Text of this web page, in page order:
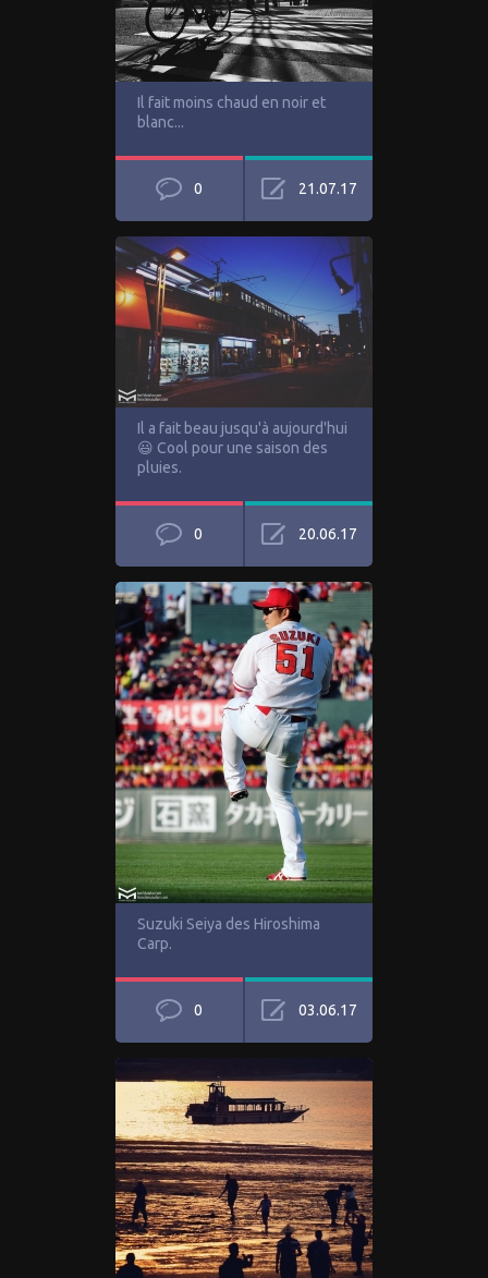
Il fait moins chaud en noir et
blanc...
0 21.07.17
Il a fait beau jusqu'à aujourd'hui
😃 Cool pour une saison des
pluies.
0 20.06.17
Suzuki Seiya des Hiroshima
Carp.
0 03.06.17